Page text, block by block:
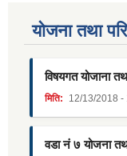
याेजना तथा
विषयगत योजाना
मिति: 12/13/2018 -
वडा नं ७ योजना